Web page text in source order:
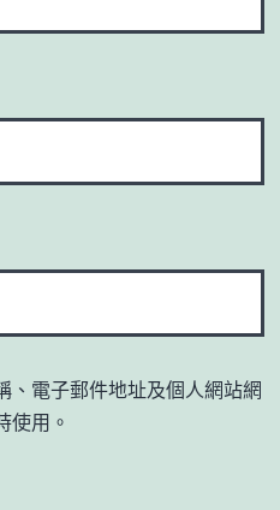
、電子郵件地址及個人網站網
使用。